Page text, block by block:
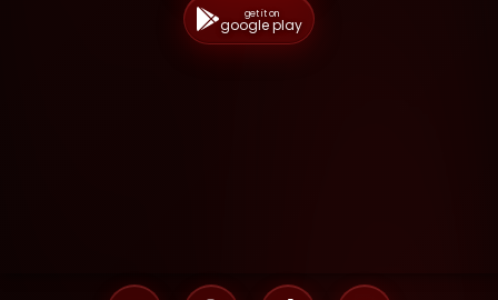
get it on
google play